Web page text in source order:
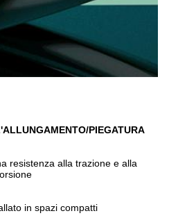
PIEGATURA
resistenza alla trazione e alla
in spazi compatti